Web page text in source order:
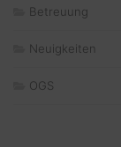
Betreuung
Neuigkeiten
OGS